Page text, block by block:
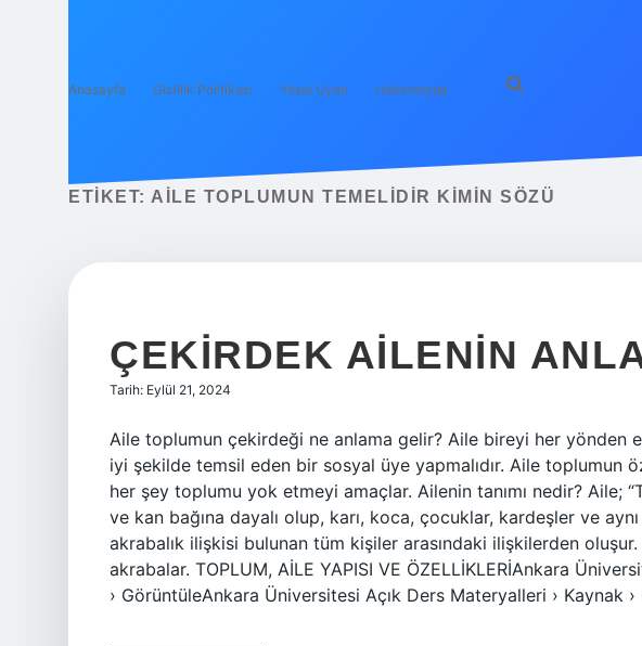
Anasayfa Gizlilik Politikası Yasal Uyarı Hakkımızda
ETIKET: AILE TOPLUMUN TEMELIDIR KIMIN SÖZÜ
ÇEKIRDEK AILENIN
Tarih: Eylül 21, 2024
Aile toplumun çekirdeği ne anlama gelir? Aile bireyi her yönden
iyi şekilde temsil eden bir sosyal üye yapmalıdır. Aile toplumun
her şey toplumu yok etmeyi amaçlar. Ailenin tanımı nedir? Aile;
ve kan bağına dayalı olup, karı, koca, çocuklar, kardeşler ve
akrabalık ilişkisi bulunan tüm kişiler arasındaki ilişkilerden
akrabalar. TOPLUM, AİLE YAPISI VE ÖZELLİKLERİAnkara
› GörüntüleAnkara Üniversitesi Açık Ders Materyalleri › Kaynak